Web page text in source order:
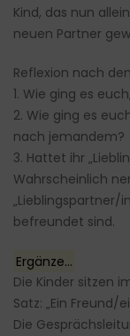
Kind, das nun
neuen Partner
Reflexion nach
1. Wie ging es
2. Wie ging es
nach jemandem?
3. Hattet ihr
Wahrscheinlich
„Lieblingspartner/
befreundet sind.
Ergänze…
Die Kinder sitzen
Satz: „Ein Freund/
Die